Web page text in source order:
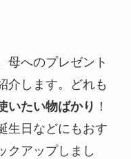
母へのプレゼント
介します。どれも
いたい物ばかり ！
生日などにもおす
クアップしまし